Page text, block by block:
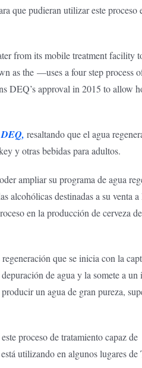
que pudieran utilizar este proceso
from its mobile treatment facility
as the —uses a four step process
DEQ’s approval in 2015 to allow
DEQ, resaltando que el agua
y otras bebidas para adultos.
ampliar su programa de agua
alcohólicas destinadas a su venta a
en la producción de cerveza
que se inicia con la
de agua y la somete a un
un agua de gran pureza,
proceso de tratamiento capaz de
utilizando en algunos lugares de